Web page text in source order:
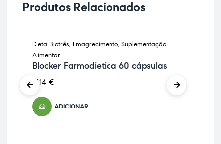
Produtos Relacionados
Dieta Biotrês, Emagrecimento, Suplementação
Alimentar
Blocker Farmodietica 60 cápsulas
41,14 €
ADICIONAR